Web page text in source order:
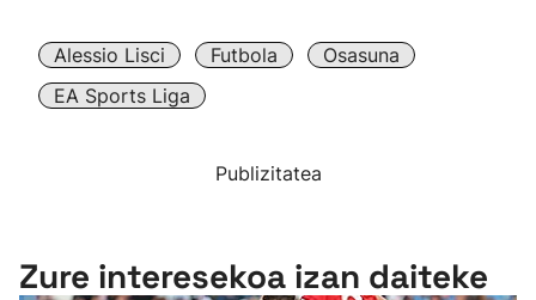
"Helmuga"
Alessio Lisci Futbola
Osasuna
EA Sports Liga
Publizitatea
Zure interesekoa izan daiteke